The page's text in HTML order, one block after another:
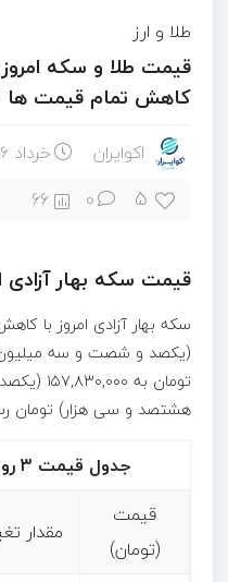
طلا و ارز
کاهش تمام قیمت ها
اکوایران خرداد ۲۶, ۱۴۰۵
5
0
66
قیمت سکه بهار آزادی
(یکصد و شصت و سه
تومان
هشتصد و سی هزار) تومان
جدول قیمت 3 روز اخیر سکه بهار آزادی
قیمت
(تومان)
مقدار